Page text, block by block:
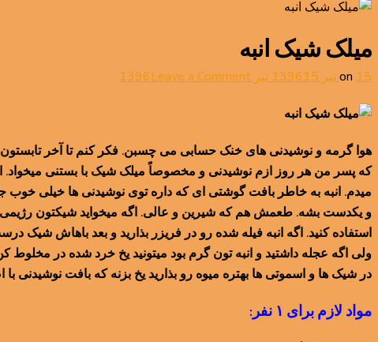
میلک شیک انبه
on 15 تیر 1396 15 تیر 1396 Leave a Comment
هوا گرمه و نوشیدنی های خنک حسابی می چسبن. فکر کنم تا آخر
که پسر من هر روز ازم نوشیدنی و مخصوصاً میلک شیک با بستنی میخواد.
میدم. انبه به خاطر بافت گوشتی ای که داره توی نوشیدنی ها خیلی
و یکدست بشه. طعمش هم که شیرین و عالی. اگه میخواید شیکتون
استفاده کنید. اگه انبه فیله شده رو در فریزر بذارید و بعد باهاش
ولی اگه عجله داشتید و انبه تون گرم بود میتونید یخ خرد شده در مخلوط
در شیک ها و اسموتی ها بهتره میوه رو بذارید یخ بزنه که بافت نوشیدنی با
مواد لازم برای ۱ نفر: